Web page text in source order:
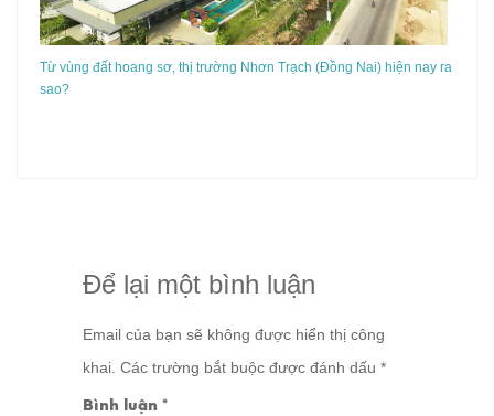
Từ vùng đất hoang sơ, thị trường Nhơn Trạch (Đồng Nai) hiện nay ra
sao?
Để lại một bình luận
Email của bạn sẽ không được hiển thị công
khai. Các trường bắt buộc được đánh dấu *
Bình luận *